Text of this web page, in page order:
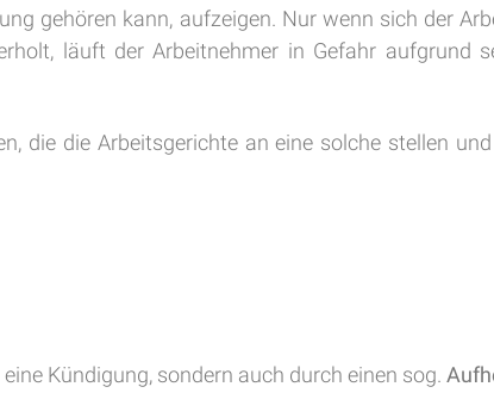
gehören kann, aufzeigen. Nur wenn sich der
läuft der Arbeitnehmer in Gefahr aufgrund
die die Arbeitsgerichte an eine solche stellen
Kündigung, sondern auch durch einen sog.